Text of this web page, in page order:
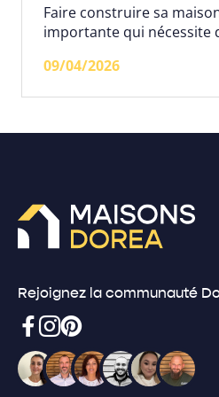
Faire construire sa
importante qui nécessite
accompagnons nos
personnalisé et à des
09/04/2026
Rejoignez la communauté